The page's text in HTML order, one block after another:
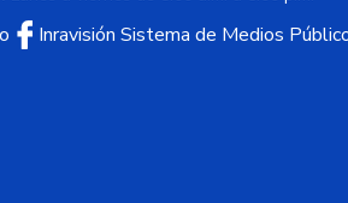
Inravisión Sistema de Medios